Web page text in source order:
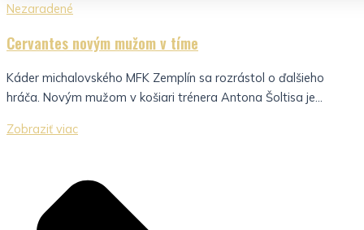
Nezaradené
Cervantes novým mužom v tíme
Káder michalovského MFK Zemplín sa rozrástol o ďalšieho
hráča. Novým mužom v košiari trénera Antona Šoltisa je...
Zobraziť viac